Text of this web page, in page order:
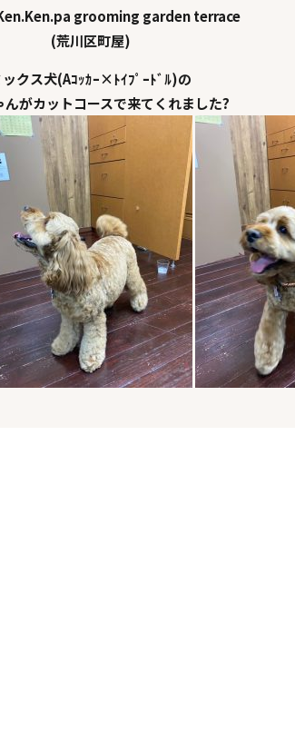
grooming garden terrace
(荒川区町屋)
ックス犬(Aｺｯｶｰ×ﾄｲﾌﾟｰﾄﾞﾙ)の
んがカットコースで来てくれました?